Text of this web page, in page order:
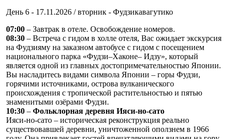
День 6 - 17.11.2026 / вторник - Фудзикавагутико
07:00 – Завтрак в отеле. Освобождение номеров.
08:30 – Встреча с гидом в холле отеля, Вас ожидает экскурсия
на Фудзияму на заказном автобусе с гидом с посещением
национального парка «Фудзи–Хаконе– Идзу», который
является одной из главных достопримечательностью Японии.
Вы насладитесь видами символа Японии – горы Фудзи,
горячими источниками, острова вулканического
происхождения с тропической растительностью и пятью
знаменитыми озёрами Фудзи.
10:30 – Фольклорная деревня Ияси-но-сато
Ияси-но-сато – историческая реконструкция реально
существовавшей деревни, уничтоженной оползнем в 1966